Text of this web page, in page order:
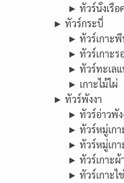
► ทัวร์นั่งเรื
► ทัวร์กระบี่
► ทัวร์เกาะ
► ทัวร์เกาะ
► ทัวร์ทะเลแ
► เกาะไม้ไผ่
► ทัวร์พังงา
► ทัวร์อ่าวพัง
► ทัวร์หมู่เก
► ทัวร์หมู่เก
► ทัวร์เกาะผ้
► ทัวร์เกาะไข่